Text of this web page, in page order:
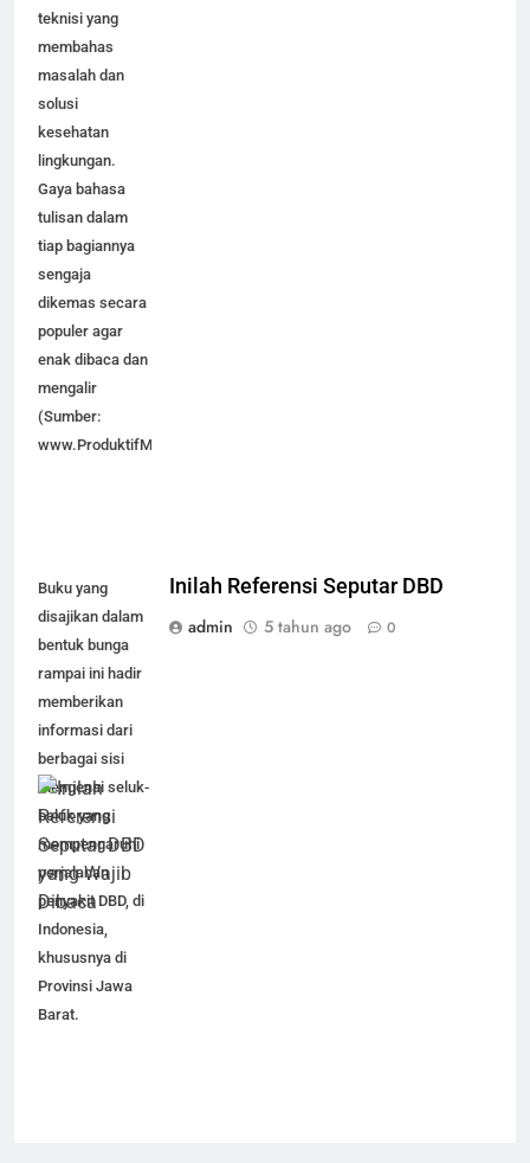
teknisi yang
membahas
masalah dan
solusi
kesehatan
lingkungan.
Gaya bahasa
tulisan dalam
tiap bagiannya
sengaja
dikemas secara
populer agar
enak dibaca dan
mengalir
(Sumber:
www.ProduktifMenulis.com)
Buku yang
disajikan dalam
bentuk bunga
rampai ini hadir
memberikan
informasi dari
berbagai sisi
mengenai seluk-
beluk yang
mempengaruhi
perjalanan
penyakit DBD, di
Indonesia,
khususnya di
Provinsi Jawa
Barat.
Inilah Referensi Seputar DBD
admin
5 tahun ago 0